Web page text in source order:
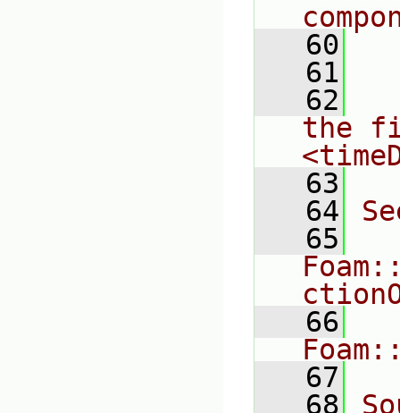
   60
   61
   62
the
   63
   64
   65
   66
   67
   68